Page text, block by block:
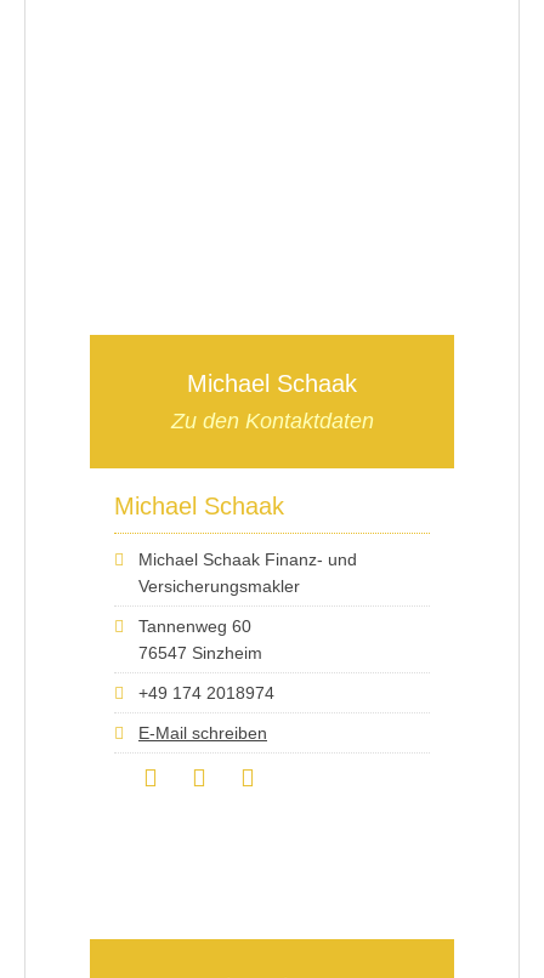
Michael Schaak
Zu den Kontaktdaten
Michael Schaak
Michael Schaak Finanz- und
Versicherungsmakler
Tannenweg 60
76547 Sinzheim
+49 174 2018974
E-Mail schreiben